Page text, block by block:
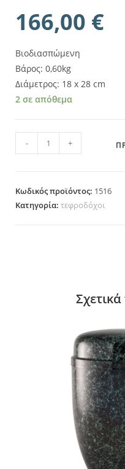
166,00 €
Βιοδιασπώμενη
Βάρος: 0,60kg
Διάμετρος: 18 x 28 cm
2 σε απόθεμα
1516 ποσότητα
- +
Κωδικός προϊόντος: 1516
Κατηγορία: τεφροδόχοι